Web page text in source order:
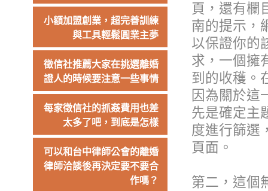
小額加盟創業，超完善訓練
與工具輕鬆圓業主夢
徵信社推薦大家在挑選離婚
證人的時候要注意一些事情
每家徵信社的抓姦費用也差
太多了吧，到底是怎樣
可以和台中律師公會的離婚
律師洽談後再決定要不要合
作嗎？
頁，還有欄
南的提示，
以保證你的
求，一個擁
到的收穫。
因為關於這
先是確定主
度進行篩選
頁面。
第二，這個